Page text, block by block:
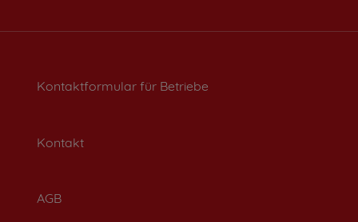
Kontaktformular für Betriebe
Kontakt
AGB